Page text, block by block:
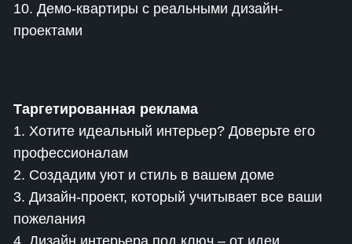
10. Демо-квартиры с реальными дизайн-
проектами
Таргетированная реклама
1. Хотите идеальный интерьер? Доверьте его
профессионалам
2. Создадим уют и стиль в вашем доме
3. Дизайн-проект, который учитывает все ваши
пожелания
4. Дизайн интерьера под ключ – от идеи